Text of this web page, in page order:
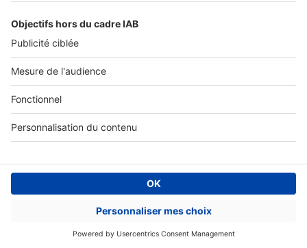
Annuaire des professionnels
Tout l'immobilier
Toutes les villes
Tous les départements
Toutes les régions
SeLoger © 1992 - 2023
Annonces Immobilières
Paramétrer mes cookies
Conditions Générales d'Utilisation
Fonctionnement de notre site